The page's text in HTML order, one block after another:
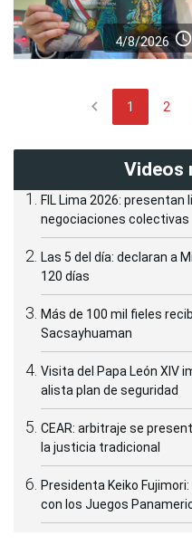
4/8/2026 access_time
chevron_left 1 2
Videos
FIL Lima 2026:
negociaciones colectivas
Las 5 del día: declaran a
120 días
Más de 100 mil fieles
Sacsayhuaman
Visita del Papa León XIV
alista plan de seguridad
CEAR: arbitraje se
la justicia tradicional
Presidenta Keiko
con los Juegos